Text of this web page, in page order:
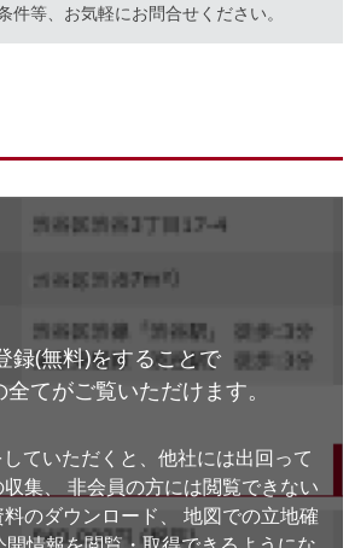
件等、お気軽にお問合せください。
録(無料)をすることで
てがご覧いただけます。
ていただくと、他社には出回って
集、
非会員の方には閲覧できない
のダウンロード、
地図での立地確